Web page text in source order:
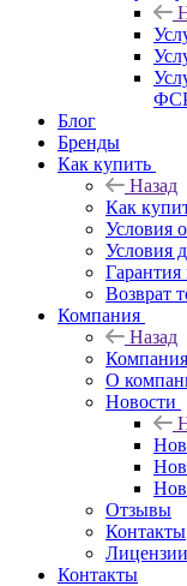
Блог
Бренды
Как купить
Назад
Как
Условия
Условия
Гарантия
Возврат
Компания
Назад
Компания
О
Новости
Отзывы
Контакты
Лицензии
Контакты